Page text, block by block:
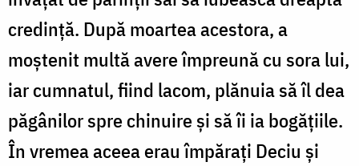
credință. După moartea acestora, a
moștenit multă avere împreună cu sora lui,
iar cumnatul, fiind lacom, plănuia să îl dea
păgânilor spre chinuire și să îi ia bogățiile.
În vremea aceea erau împărați Deciu și